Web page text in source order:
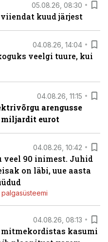
05.08.26, 08:30
kuud järjest
04.08.26, 14:04
veelgi tuure, kui
04.08.26, 11:15
arengusse
eurot
04.08.26, 10:42
veel 90 inimest. Juhid
on läbi, uue aasta
04.08.26, 08:13
kasumi